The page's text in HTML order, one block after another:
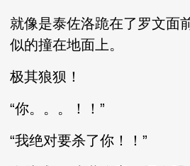
就像是泰佐洛跪在了罗文面
似的撞在地面上。
极其狼狈！
“你。。。！！”
“我绝对要杀了你！！”